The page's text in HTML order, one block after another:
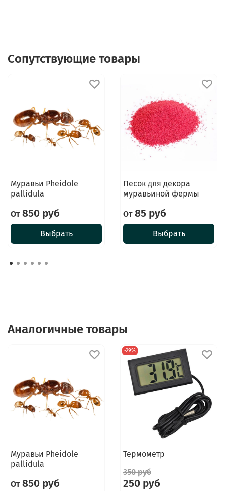
Сопутствующие товары
Муравьи Pheidole
pallidula
От850 руб
Выбрать
Песок для декора
муравьиной фермы
От85 руб
Выбрать
Аналогичные товары
Муравьи Pheidole
pallidula
От850 руб
-29%
Термометр
350 руб
250 руб